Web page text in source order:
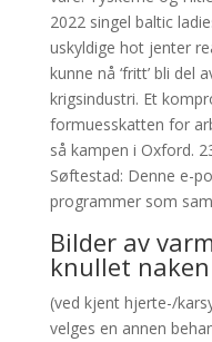
2022 singel baltic
uskyldige hot jenter
kunne nå ‘fritt’ bli del
krigsindustri. Et
formuesskatten for
så kampen i Oxford.
Søftestad: Denne e-
programmer som
Bilder av
knullet
(ved kjent hjerte-/
velges en annen